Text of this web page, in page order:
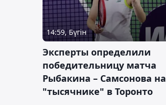
14:59, Бүгін
Эксперты определили
победительницу матча
Рыбакина – Самсонова на
"тысячнике" в Торонто